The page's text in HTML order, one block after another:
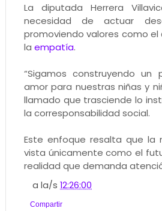
La diputada Herrera
necesidad de actuar
promoviendo valores como el
la empatía.
“Sigamos construyendo un
amor para nuestras niñas y
llamado que trasciende lo
la corresponsabilidad social.
Este enfoque resalta que la
vista únicamente como el
realidad que demanda
a la/s12:26:00
Compartir